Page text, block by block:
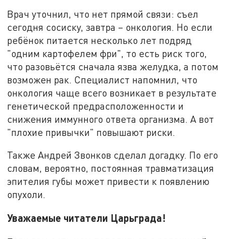
Врач уточнил, что нет прямой связи: съел
сегодня сосиску, завтра – онкология. Но если
ребёнок питается несколько лет подряд
"одним картофелем фри", то есть риск того,
что разовьётся сначала язва желудка, а потом
возможен рак. Специалист напомнил, что
онкология чаще всего возникает в результате
генетической предрасположенности и
снижения иммунного ответа организма. А вот
"плохие привычки" повышают риски.
Также Андрей Звонков сделал догадку. По его
словам, вероятно, постоянная травматизация
эпителия губы может привести к появлению
опухоли.
Уважаемые читатели Царьграда!